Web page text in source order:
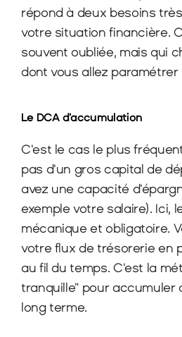
répond à deux besoins
votre situation financière.
souvent oubliée, mais qui
dont vous allez
Le DCA d’accumulation
C'est le cas le plus
pas d'un gros capital de
avez une capacité
exemple votre salaire). Ici,
mécanique et obligatoire.
votre flux de trésorerie en
au fil du temps. C'est la
tranquille" pour accumuler
long terme.